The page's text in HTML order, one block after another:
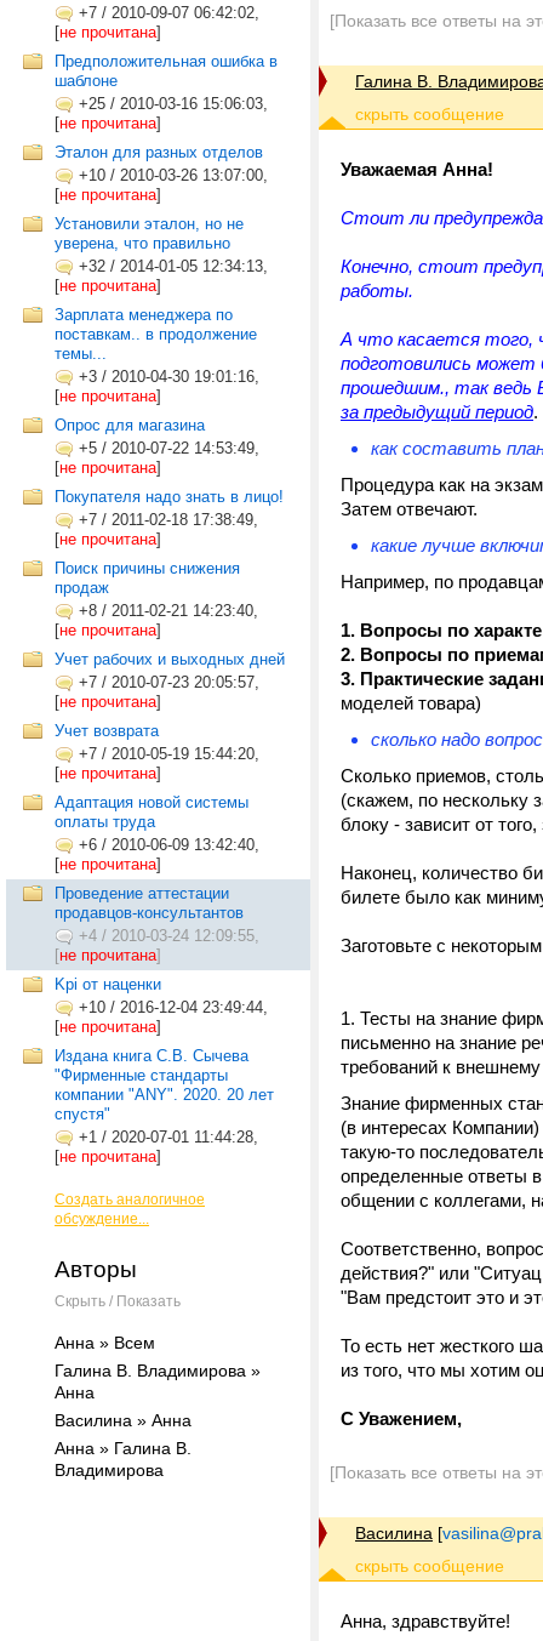
+7 / 2010-09-07 06:42:02,
[не прочитана]
Предположительная ошибка в
шаблоне
+25 / 2010-03-16 15:06:03,
[не прочитана]
Эталон для разных отделов
+10 / 2010-03-26 13:07:00,
[не прочитана]
Установили эталон, но не
уверена, что правильно
+32 / 2014-01-05 12:34:13,
[не прочитана]
Зарплата менеджера по
поставкам.. в продолжение
темы...
+3 / 2010-04-30 19:01:16,
[не прочитана]
Опрос для магазина
+5 / 2010-07-22 14:53:49,
[не прочитана]
Покупателя надо знать в лицо!
+7 / 2011-02-18 17:38:49,
[не прочитана]
Поиск причины снижения
продаж
+8 / 2011-02-21 14:23:40,
[не прочитана]
Учет рабочих и выходных дней
+7 / 2010-07-23 20:05:57,
[не прочитана]
Учет возврата
+7 / 2010-05-19 15:44:20,
[не прочитана]
Адаптация новой системы
оплаты труда
+6 / 2010-06-09 13:42:40,
[не прочитана]
Проведение аттестации
продавцов-консультантов
+4 / 2010-03-24 12:09:55,
[не прочитана]
Kpi от наценки
+10 / 2016-12-04 23:49:44,
[не прочитана]
Издана книга С.В. Сычева
"Фирменные стандарты
компании "ANY". 2020. 20 лет
спустя"
+1 / 2020-07-01 11:44:28,
[не прочитана]
Создать аналогичное
обсуждение...
Авторы
Скрыть / Показать
Анна » Всем
Галина В. Владимирова »
Анна
Василина » Анна
Анна » Галина В.
Владимирова
[Показать все ответы на
Галина В.
Уважаемая Анна!
Стоит ли
Конечно, стоит
работы.
А что касается
подготовились может
прошедшим., так ведь
за предыдущий период.
как составить
Процедура как на
Затем отвечают.
какие лучше
Например, по
1. Вопросы по
2. Вопросы по
3. Практические
моделей товара)
сколько надо
Сколько приемов,
(скажем, по нескольку
блоку - зависит от
Наконец, количество
билете было как
Заготовьте с
Тесты на знание
письменно на знание
требований к
Знание фирменных
(в интересах
такую-то
определенные ответы
общении с коллегами,
Соответственно,
действия?" или
"Вам предстоит это и
То есть нет жесткого
из того, что мы хотим
С Уважением,
[Показать все ответы на
Василина [
Анна, здравствуйте!